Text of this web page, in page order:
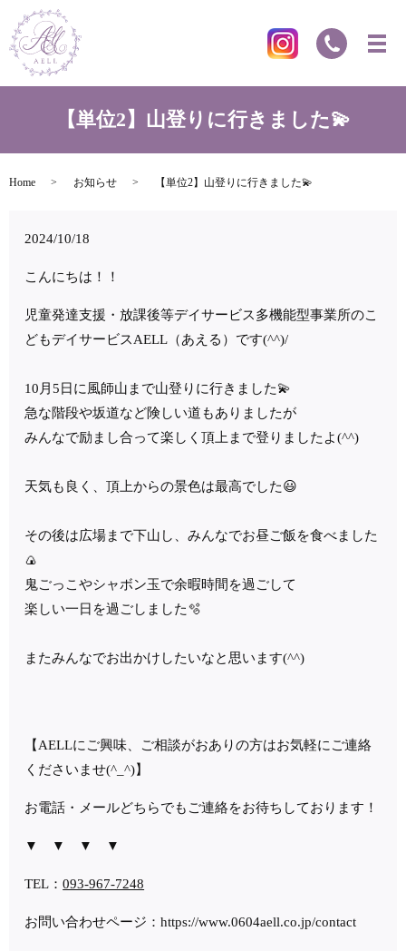
【単位2】山登りに行きました💫
Home お知らせ 【単位2】山登りに行きました💫
2024/10/18
こんにちは！！
児童発達支援・放課後等デイサービス多機能型事業所のこ
どもデイサービスAELL（あえる）です(^^)/
10月5日に風師山まで山登りに行きました💫
急な階段や坂道など険しい道もありましたが
みんなで励まし合って楽しく頂上まで登りましたよ(^^)
天気も良く、頂上からの景色は最高でした😃
その後は広場まで下山し、みんなでお昼ご飯を食べました
🍙
鬼ごっこやシャボン玉で余暇時間を過ごして
楽しい一日を過ごしました🫧
またみんなでお出かけしたいなと思います(^^)
【AELLにご興味、ご相談がおありの方はお気軽にご連絡
くださいませ(^_^)】
お電話・メールどちらでもご連絡をお待ちしております！
▼ ▼ ▼ ▼
TEL：093-967-7248
お問い合わせページ：https://www.0604aell.co.jp/contact